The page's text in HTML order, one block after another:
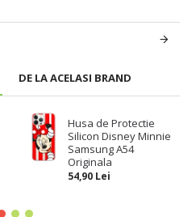
DE LA ACELASI BRAND
Husa de Protectie
Silicon Disney Minnie
Samsung A54
Originala
54,90 Lei